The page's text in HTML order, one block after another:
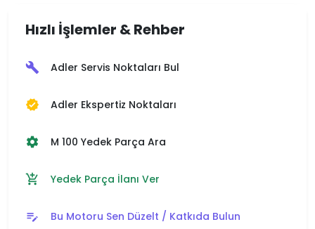
Hızlı İşlemler & Rehber
build Adler Servis Noktaları Bul
verified Adler Ekspertiz Noktaları
settings M 100 Yedek Parça Ara
add_shopping_cart Yedek Parça İlanı Ver
edit_note Bu Motoru Sen Düzelt / Katkıda Bulun